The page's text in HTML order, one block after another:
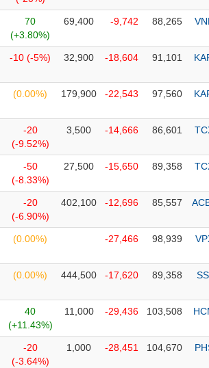
70
(+3.80%)
69,400 -9,742 88,265
-10 (-5%) 32,900 -18,604 91,101
(0.00%) 179,900 -22,543 97,560
-20
(-9.52%)
3,500 -14,666 86,601
-50
(-8.33%)
27,500 -15,650 89,358
-20
(-6.90%)
402,100 -12,696 85,557
(0.00%) -27,466 98,939
(0.00%) 444,500 -17,620 89,358
40
(+11.43%)
11,000 -29,436 103,508
-20
(-3.64%)
1,000 -28,451 104,670